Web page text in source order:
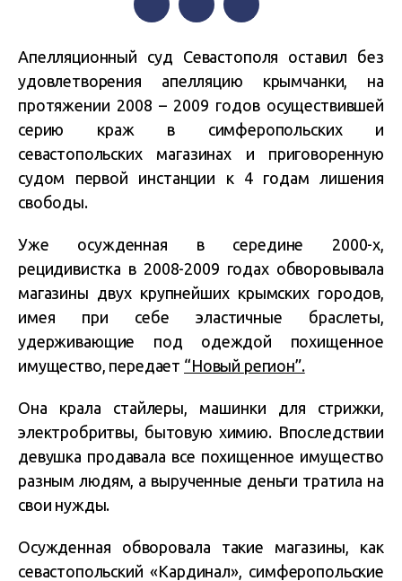
Апелляционный суд Севастополя оставил без
удовлетворения апелляцию крымчанки, на
протяжении 2008 – 2009 годов осуществившей
серию краж в симферопольских и
севастопольских магазинах и приговоренную
судом первой инстанции к 4 годам лишения
свободы.
Уже осужденная в середине 2000-х,
рецидивистка в 2008-2009 годах обворовывала
магазины двух крупнейших крымских городов,
имея при себе эластичные браслеты,
удерживающие под одеждой похищенное
имущество, передает “Новый регион”.
Она крала стайлеры, машинки для стрижки,
электробритвы, бытовую химию. Впоследствии
девушка продавала все похищенное имущество
разным людям, а вырученные деньги тратила на
свои нужды.
Осужденная обворовала такие магазины, как
севастопольский «Кардинал», симферопольские